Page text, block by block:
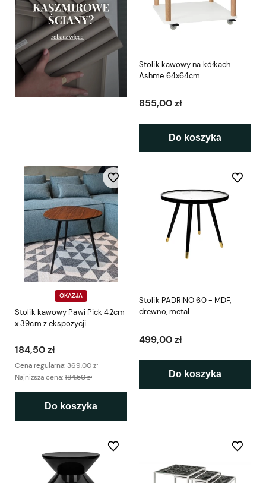
Stolik kawowy na kółkach
Ashme 64x64cm
855,00 zł
Do koszyka
OKAZJA
Stolik kawowy Pawi Pick 42cm
x 39cm z ekspozycji
184,50 zł
Cena regularna:369,00 zł
Najniższa cena:184,50 zł
Do koszyka
Do ulubionych
Stolik PADRINO 60 - MDF,
drewno, metal
499,00 zł
Do koszyka
Do
Do ulubionych Do